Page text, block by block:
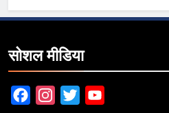
सोशल मीडिया
FacebookInstagram
Twitter